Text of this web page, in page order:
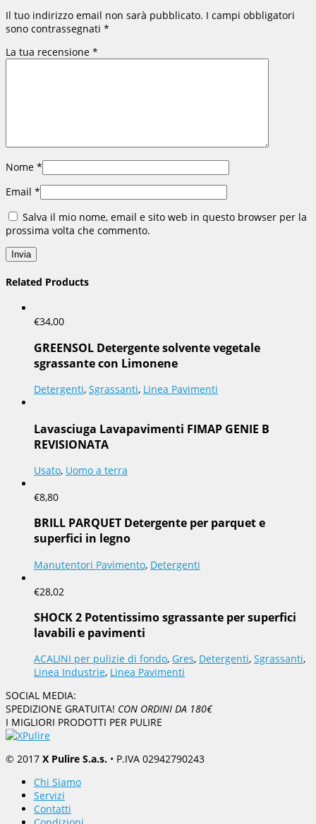
Il tuo indirizzo email non sarà pubblicato. I campi obbligatori
sono contrassegnati *
La tua recensione *
Nome *
Email *
Salva il mio nome, email e sito web in questo browser per la
prossima volta che commento.
Related Products
€34,00
GREENSOL Detergente solvente vegetale
sgrassante con Limonene
Detergenti, Sgrassanti, Linea Pavimenti
Lavasciuga Lavapavimenti FIMAP GENIE B
REVISIONATA
Usato, Uomo a terra
€8,80
BRILL PARQUET Detergente per parquet e
superfici in legno
Manutentori Pavimento, Detergenti
€28,02
SHOCK 2 Potentissimo sgrassante per superfici
lavabili e pavimenti
ACALINI per pulizie di fondo, Gres, Detergenti, Sgrassanti,
Linea Industrie, Linea Pavimenti
SOCIAL MEDIA:
SPEDIZIONE GRATUITA! CON ORDINI DA 180€
I MIGLIORI PRODOTTI PER PULIRE
© 2017 X Pulire S.a.s. • P.IVA 02942790243
Chi Siamo
Servizi
Contatti